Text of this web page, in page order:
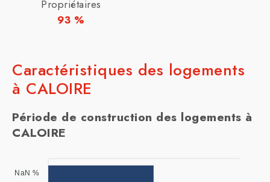
Propriétaires
93 %
Caractéristiques des logements
à CALOIRE
Période de construction des logements à
CALOIRE
NaN %